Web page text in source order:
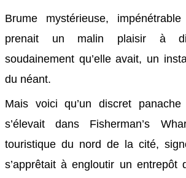
Brume mystérieuse,
prenait un malin plaisir à
soudainement qu’elle avait, un
du néant.
Mais voici qu’un discret
s’élevait dans Fisherman’s
touristique du nord de la cité,
s’apprêtait à engloutir un entrepôt